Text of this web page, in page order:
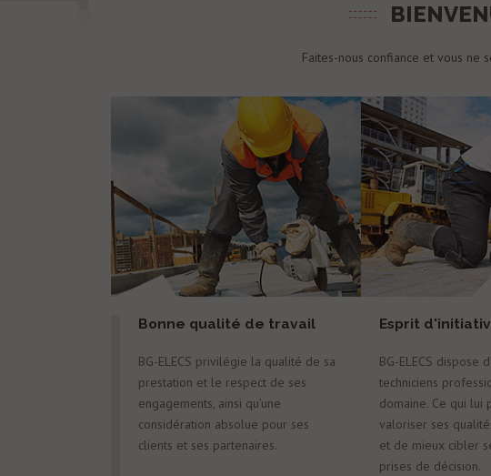
Faites-nous confiance et vous ne
Bonne qualité de travail
BG-ELECS privilégie la qualité de sa
prestation et le respect de ses
engagements, ainsi qu’une
considération absolue pour ses
clients et ses partenaires.
Esprit
BG-ELECS dispose
techniciens
domaine. Ce qui lui
valoriser ses
et de mieux cibler
prises de décision.